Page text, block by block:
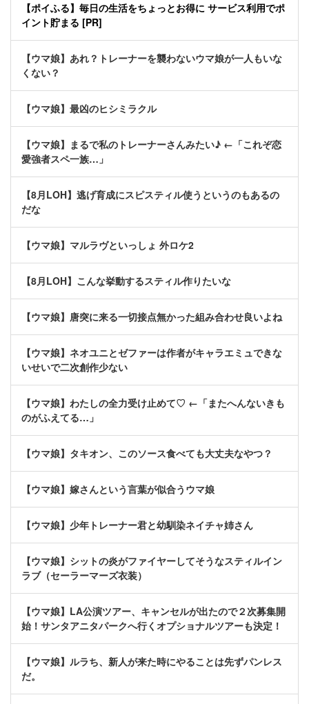
【ポイふる】毎日の生活をちょっとお得に サービス利用でポ
イント貯まる [PR]
【ウマ娘】あれ？トレーナーを襲わないウマ娘が一人もいな
くない？
【ウマ娘】最凶のヒシミラクル
【ウマ娘】まるで私のトレーナーさんみたい♪ ←「これぞ恋
愛強者スペ一族…」
【8月LOH】逃げ育成にスピスティル使うというのもあるの
だな
【ウマ娘】マルラヴといっしょ 外ロケ2
【8月LOH】こんな挙動するスティル作りたいな
【ウマ娘】唐突に来る一切接点無かった組み合わせ良いよね
【ウマ娘】ネオユニとゼファーは作者がキャラエミュできな
いせいで二次創作少ない
【ウマ娘】わたしの全力受け止めて♡ ←「またへんないきも
のがふえてる…」
【ウマ娘】タキオン、このソース食べても大丈夫なやつ？
【ウマ娘】嫁さんという言葉が似合うウマ娘
【ウマ娘】少年トレーナー君と幼馴染ネイチャ姉さん
【ウマ娘】シットの炎がファイヤーしてそうなスティルイン
ラブ（セーラーマーズ衣装）
【ウマ娘】LA公演ツアー、キャンセルが出たので２次募集開
始！サンタアニタパークへ行くオプショナルツアーも決定！
【ウマ娘】ルラち、新人が来た時にやることは先ずパンレス
だ。